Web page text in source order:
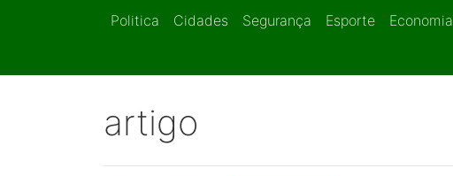
Politica Cidades Segurança Esporte Economia
artigo